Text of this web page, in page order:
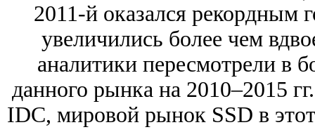
2011-й оказался рекордным
увеличились более чем
аналитики пересмотрели в
данного рынка на 2010–2015
IDC, мировой рынок SSD в